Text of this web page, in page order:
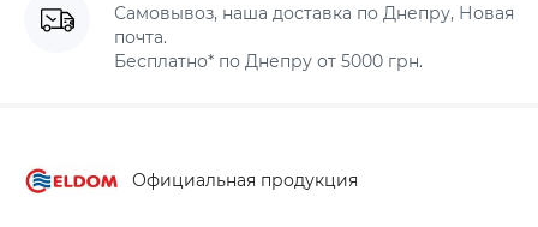
Самовывоз, наша доставка по Днепру, Новая
почта.
Бесплатно* по Днепру от 5000 грн.
Официальная продукция